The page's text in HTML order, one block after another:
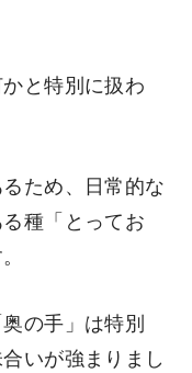
と特別に扱わ
ため、日常的な
種「とってお
の手」は特別
いが強まりまし